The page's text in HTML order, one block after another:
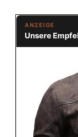
ANZEIGE
Unsere